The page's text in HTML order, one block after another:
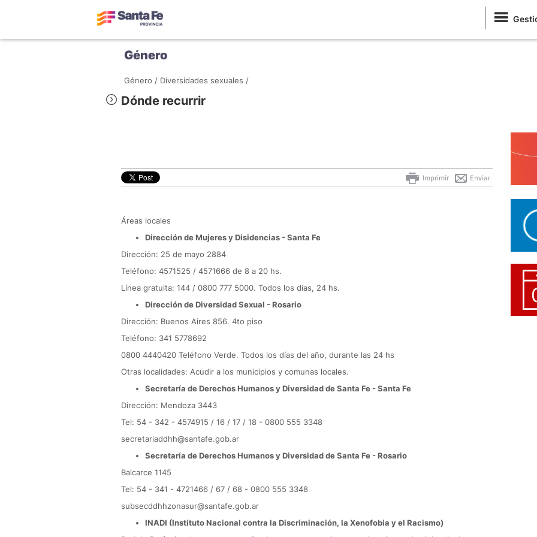
Género
Género / Diversidades sexuales /
Dónde recurrir
Enviar
Imprimir
Áreas locales
Dirección de Mujeres y Disidencias - Santa Fe
Dirección: 25 de mayo 2884
Teléfono: 4571525 / 4571666 de 8 a 20 hs.
Línea gratuita: 144 / 0800 777 5000. Todos los días, 24 hs.
Dirección de Diversidad Sexual - Rosario
Dirección: Buenos Aires 856. 4to piso
Teléfono: 341 5778692
0800 4440420 Teléfono Verde. Todos los días del año, durante las 24 hs
Otras localidades: Acudir a los municipios y comunas locales.
Secretaría de Derechos Humanos y Diversidad de Santa Fe - Santa Fe
Dirección: Mendoza 3443
Tel: 54 - 342 - 4574915 / 16 / 17 / 18 - 0800 555 3348
secretariaddhh@santafe.gob.ar
Secretaría de Derechos Humanos y Diversidad de Santa Fe - Rosario
Balcarce 1145
Tel: 54 - 341 - 4721466 / 67 / 68 - 0800 555 3348
subsecddhhzonasur@santafe.gob.ar
INADI (Instituto Nacional contra la Discriminación, la Xenofobia y el Racismo)